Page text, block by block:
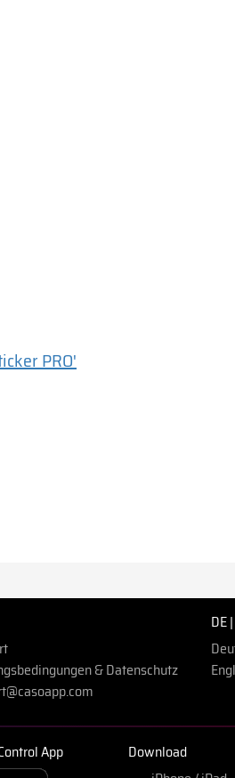
PRO'
& Datenschutz
DE
App
Download